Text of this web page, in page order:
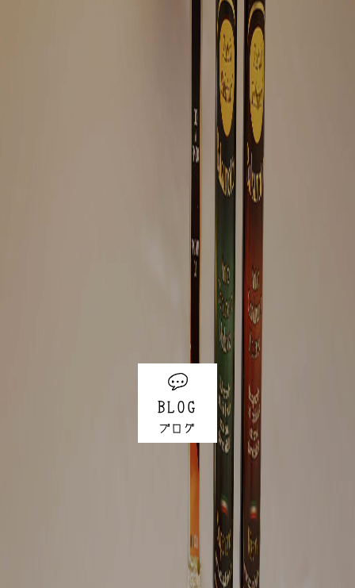
BLOG
ブログ